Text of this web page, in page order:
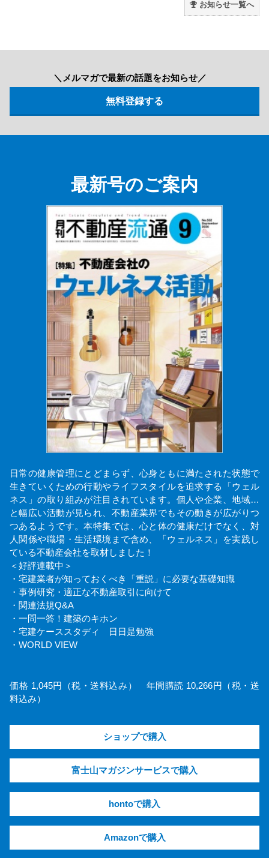
お知らせ一覧へ
＼メルマガで最新の話題をお知らせ／
最新号のご案内
日常の健康管理にとどまらず、心身ともに満たされた状態で
生きていくための行動やライフスタイルを追求する「ウェル
ネス」の取り組みが注目されています。個人や企業、地域…
と幅広い活動が見られ、不動産業界でもその動きが広がりつ
つあるようです。本特集では、心と体の健康だけでなく、対
人関係や職場・生活環境まで含め、「ウェルネス」を実践し
ている不動産会社を取材しました！
＜好評連載中＞
・宅建業者が知っておくべき「重説」に必要な基礎知識
・事例研究・適正な不動産取引に向けて
・関連法規Q&A
・一問一答！建築のキホン
・宅建ケーススタディ 日日是勉強
・WORLD VIEW
価格 1,045円（税・送料込み） 年間購読 10,266円（税・送
料込み）
ショップで購入
富士山マガジンサービスで購入
hontoで購入
Amazonで購入